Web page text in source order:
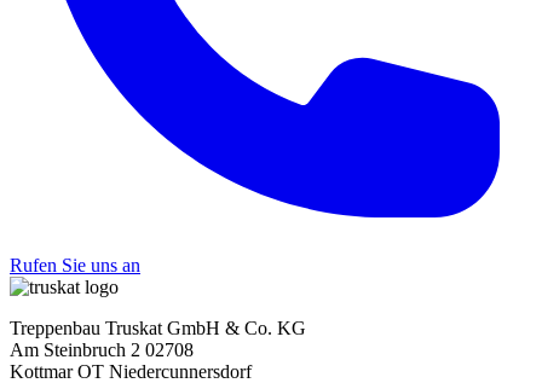
Rufen Sie uns an
Treppenbau Truskat GmbH & Co. KG
Am Steinbruch 2 02708
Kottmar OT Niedercunnersdorf